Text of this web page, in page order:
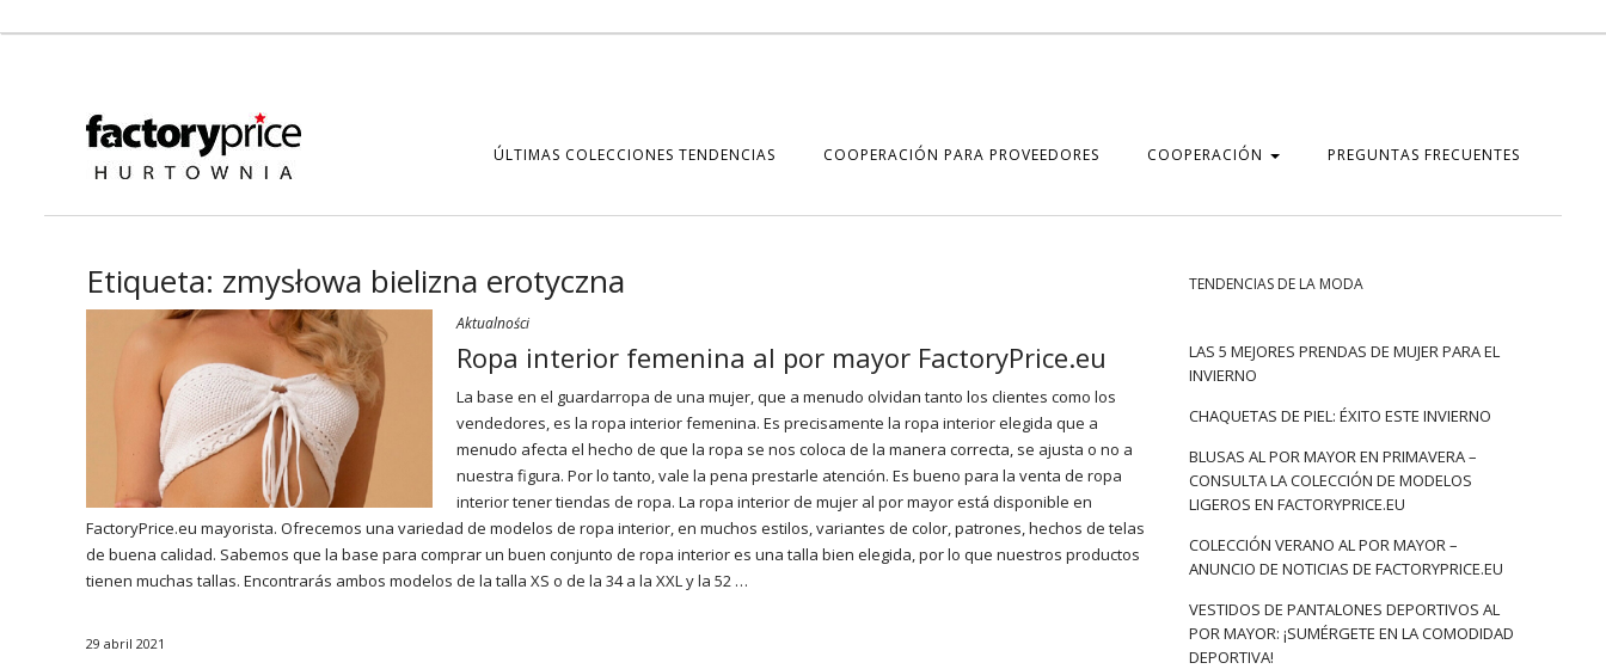
ÚLTIMAS COLECCIONES TENDENCIAS COOPERACIÓN PARA PROVEEDORES COOPERACIÓN PREGUNTAS FRECUENTES
Etiqueta: zmysłowa bielizna erotyczna
Aktualności
Ropa interior femenina al por mayor FactoryPrice.eu
La base en el guardarropa de una mujer, que a menudo olvidan tanto los clientes como los
vendedores, es la ropa interior femenina. Es precisamente la ropa interior elegida que a
menudo afecta el hecho de que la ropa se nos coloca de la manera correcta, se ajusta o no a
nuestra figura. Por lo tanto, vale la pena prestarle atención. Es bueno para la venta de ropa
interior tener tiendas de ropa. La ropa interior de mujer al por mayor está disponible en
FactoryPrice.eu mayorista. Ofrecemos una variedad de modelos de ropa interior, en muchos estilos, variantes de color, patrones, hechos de telas
de buena calidad. Sabemos que la base para comprar un buen conjunto de ropa interior es una talla bien elegida, por lo que nuestros productos
tienen muchas tallas. Encontrarás ambos modelos de la talla XS o de la 34 a la XXL y la 52 …
29 abril 2021
TENDENCIAS DE LA MODA
LAS 5 MEJORES PRENDAS DE MUJER PARA EL
INVIERNO
CHAQUETAS DE PIEL: ÉXITO ESTE INVIERNO
BLUSAS AL POR MAYOR EN PRIMAVERA –
CONSULTA LA COLECCIÓN DE MODELOS
LIGEROS EN FACTORYPRICE.EU
COLECCIÓN VERANO AL POR MAYOR –
ANUNCIO DE NOTICIAS DE FACTORYPRICE.EU
VESTIDOS DE PANTALONES DEPORTIVOS AL
POR MAYOR: ¡SUMÉRGETE EN LA COMODIDAD
DEPORTIVA!